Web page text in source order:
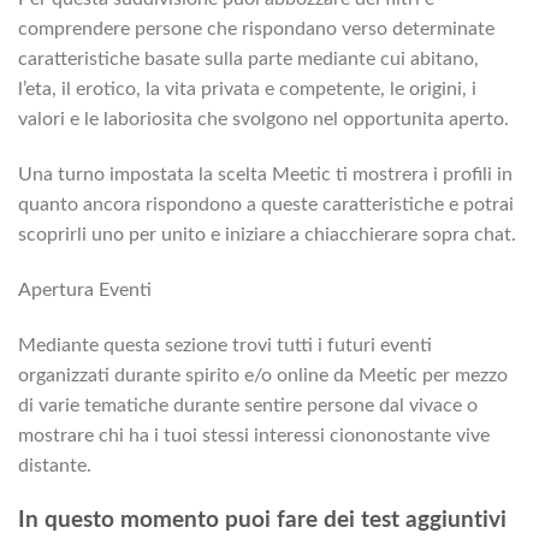
comprendere persone che rispondano verso determinate
caratteristiche basate sulla parte mediante cui abitano,
l’eta, il erotico, la vita privata e competente, le origini, i
valori e le laboriosita che svolgono nel opportunita aperto.
Una turno impostata la scelta Meetic ti mostrera i profili in
quanto ancora rispondono a queste caratteristiche e potrai
scoprirli uno per unito e iniziare a chiacchierare sopra chat.
Apertura Eventi
Mediante questa sezione trovi tutti i futuri eventi
organizzati durante spirito e/o online da Meetic per mezzo
di varie tematiche durante sentire persone dal vivace o
mostrare chi ha i tuoi stessi interessi ciononostante vive
distante.
In questo momento puoi fare dei test aggiuntivi